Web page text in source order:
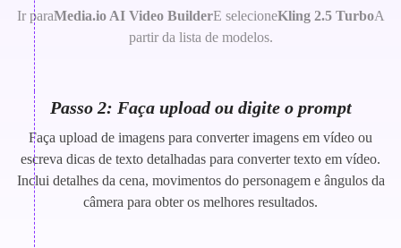
Ir paraMedia.io AI Video BuilderE selecioneKling 2.5 TurboA
partir da lista de modelos.
Passo 2: Faça upload ou digite o prompt
Faça upload de imagens para converter imagens em vídeo ou
escreva dicas de texto detalhadas para converter texto em vídeo.
Inclui detalhes da cena, movimentos do personagem e ângulos da
câmera para obter os melhores resultados.